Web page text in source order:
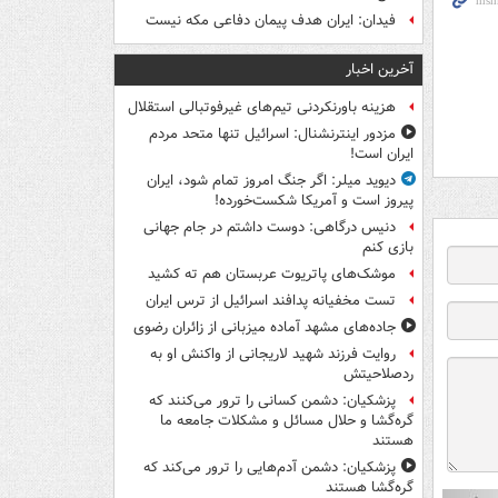
فیدان: ایران هدف پیمان دفاعی مکه نیست
آخرین اخبار
هزینه باورنکردنی تیم‌های غیرفوتبالی استقلال
مزدور اینترنشنال: اسرائیل تنها متحد مردم
ایران است!
دیوید میلر: اگر جنگ امروز تمام شود، ایران
پیروز است و آمریکا شکست‌خورده!
دنیس درگاهی: دوست داشتم در جام جهانی
بازی کنم
موشک‌های پاتریوت عربستان هم ته‌ کشید
تست مخفیانه پدافند اسرائیل از ترس ایران
جاده‌های مشهد آماده میزبانی از زائران رضوی
روایت فرزند شهید لاریجانی از واکنش او به
ردصلاحیتش
پزشکیان: دشمن کسانی را ترور می‌کنند که
گره‌گشا و حلال مسائل و مشکلات جامعه ما
هستند
پزشکیان: دشمن آدم‌هایی را ترور می‌کند که
گره‌گشا هستند